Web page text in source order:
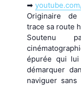
➡︎
Originaire de
trace sa route
Soutenu
épurée qui lui
démarquer
naviguer